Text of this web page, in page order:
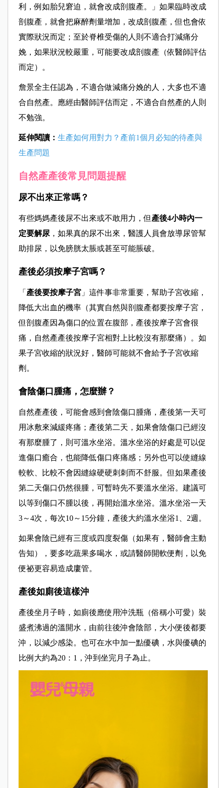
利，例如胎兒窘迫，就會改成剖腹產。」如果臨時改成
剖腹產，就會把麻醉劑量增加，改成剖腹產，但也會依
實際狀況而定；至於脊椎受傷的人則不適合打減痛分
娩，如果狀況較嚴重，可能要改成剖腹產（依醫師評估
而定）。
詹景全主任認為，不適合做減痛分娩的人，大多也不適
合自然產。
應經由醫師評估而定，不適合自然產的人則
不勉強。
延伸閱讀： 生產如何用對力？產前1個月必知的待產與
生產問題
自然產產後常見問題提醒
尿不出來正常嗎？
有些媽媽產後尿不出來或不敢用力，但 產後4小時內一
定要解尿，如果真的尿不出來，醫護人員會放導尿管幫
助排尿，以免膀胱太脹或甚至可能脹破。
產後必須按摩子宮嗎？
「 產後要按摩子宮」這件事非常重要，幫助子宮收縮，
降低大出血的機率（其實自然與剖腹產都要按摩子宮，
但剖腹產因為傷口的位置在腹部，產後按摩子宮會很
痛，自然產產後按摩子宮相對上比較沒有那麼痛）。如
果子宮收縮的狀況好，醫師可能就不會給予子宮收縮
劑。
會陰傷口腫痛，怎麼辦？
自然產產後，可能會感到會陰傷口腫痛，產後第一天可
用冰敷來減緩疼痛；產後第二天，如果會陰傷口已經沒
有那麼腫了，則可溫水坐浴。溫水坐浴的好處是可以促
進傷口癒合，也能降低傷口疼痛感；另外也可以使縫線
較軟、比較不會因縫線硬硬刺刺而不舒服。但如果產後
第二天傷口仍然很腫，可暫時先不要溫水坐浴。建議可
以等到傷口不腫以後，再開始溫水坐浴。溫水坐浴一天
3～4次，每次10～15分鐘，產後大約溫水坐浴1、2週。
如果會陰已經有三度或四度裂傷（如果有，醫師會主動
告知），要多吃蔬果多喝水，或請醫師開軟便劑，以免
便祕更容易造成廔管。
產後如廁後這樣沖
產後坐月子時，如廁後應使用沖洗瓶（俗稱小可愛）裝
盛煮沸過的溫開水，由前往後沖會陰部，大小便後都要
沖，以減少感染。也可在水中加一點優碘，水與優碘的
比例大約為20：1，沖到坐完月子為止。